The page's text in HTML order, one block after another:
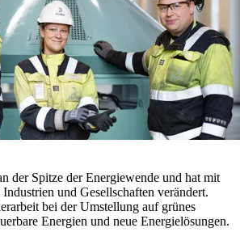
der Spitze der Energiewende und hat mit
und Gesellschaften verändert.
bei der Umstellung auf grünes
Energien und neue Energielösungen.